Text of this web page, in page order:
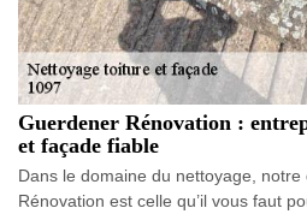
Guerdener Rénovation :
et façade fiable
Dans le domaine du nettoyage,
Rénovation est celle qu’il vous faut